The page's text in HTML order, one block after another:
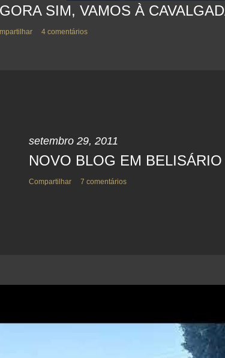
SIM, VAMOS À
4 comentários
setembro 29, 2011
NOVO BLOG EM BELISÁRIO
Compartilhar 7 comentários